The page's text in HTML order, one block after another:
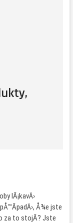
lÃ¡kavÄ›
Å¾e jste
za to stojÃ­? Jste